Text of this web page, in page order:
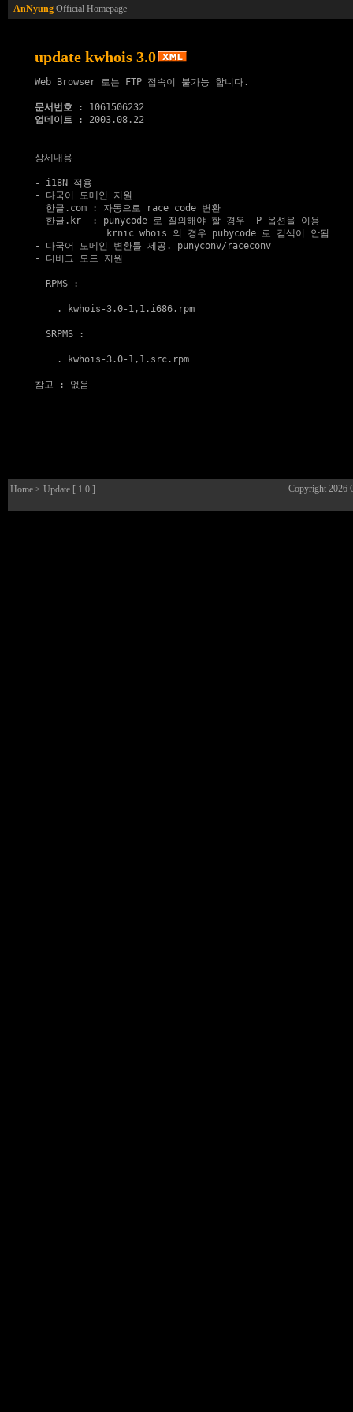
AnNyung Official Homepage
update kwhois 3.0
Web Browser 로는 FTP 접속이 불가능 합니다.
문서번호
업데이트 : 2003.08.22
상세내용
- i18N 적용
- 다국어 도메인 지원
  한글.com : 자동으로 race code 변환
  한글.kr  : punycode 로 질의해야 할 경우 -P 옵션을 이용
             krnic whois 의 경우 pubycode 로 검색이 안됨
- 다국어 도메인 변환툴 제공. punyconv/raceconv
- 디버그 모드 지원
  RPMS :
    .
kwhois-3.0-1,1.i686.rpm
  SRPMS :
    .
kwhois-3.0-1,1.src.rpm
참고 : 없음
Home > Update [ 1.0 ] Copyright 2026